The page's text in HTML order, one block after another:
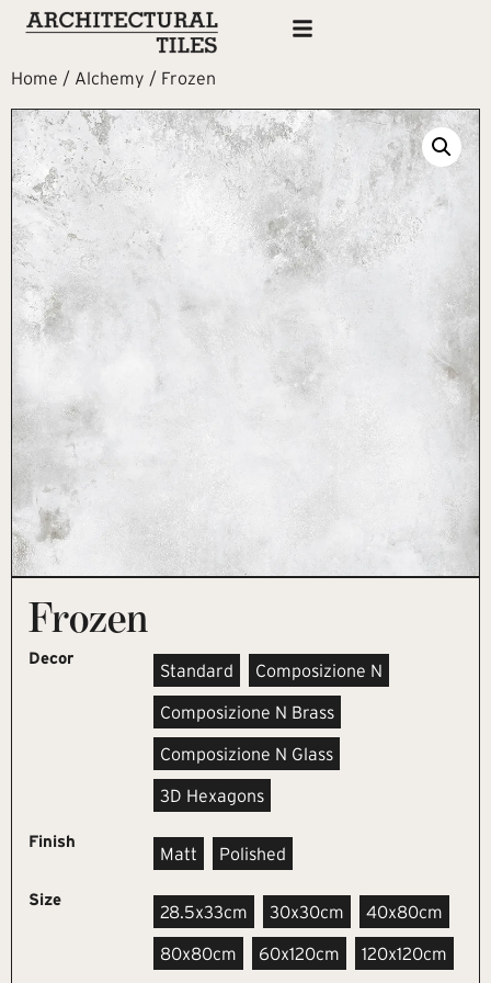
Home / Alchemy / Frozen
Frozen
Decor
Standard Composizione N
Composizione N Brass
Composizione N Glass
3D Hexagons
Finish
Matt Polished
Size
28.5x33cm 30x30cm 40x80cm
80x80cm 60x120cm 120x120cm